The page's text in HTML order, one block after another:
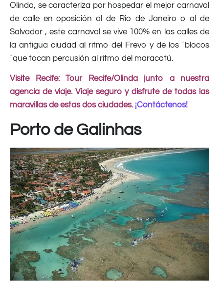
Olinda, se caracteriza por hospedar el mejor carnaval
de calle en oposición al de Rio de Janeiro o al de
Salvador , este carnaval se vive 100% en las calles de
la antigua ciudad al ritmo del Frevo y de los ´blocos
´que tocan percusión al ritmo del maracatú.
Visite Recife: Tour Recife/Olinda junto a nuestra
agencia de viaje. Viaje seguro y disfrute de todas las
maravillas de estas dos ciudades. ¡Contáctenos!
Porto de Galinhas